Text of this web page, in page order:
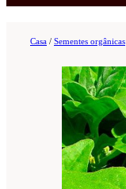
Casa / Sementes orgânicas